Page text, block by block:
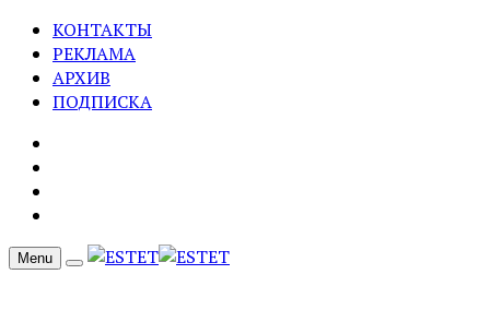
КОНТАКТЫ
РЕКЛАМА
АРХИВ
ПОДПИСКА
Menu